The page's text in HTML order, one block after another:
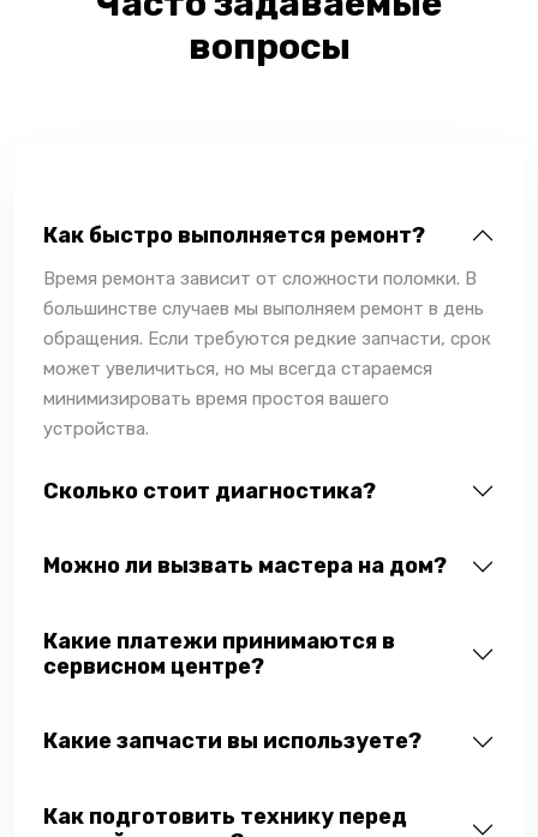
вопросы
Как быстро выполняется ремонт?
Время ремонта зависит от сложности поломки. В
большинстве случаев мы выполняем ремонт в день
обращения. Если требуются редкие запчасти, срок
может увеличиться, но мы всегда стараемся
минимизировать время простоя вашего
устройства.
Сколько стоит диагностика?
Можно ли вызвать мастера на дом?
Какие платежи принимаются в
сервисном центре?
Какие запчасти вы используете?
Как подготовить технику перед